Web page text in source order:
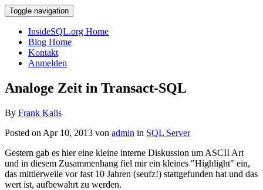
Toggle navigation
InsideSQL.org Home
Blog Home
Kontakt
Anmelden
Analoge Zeit in Transact-SQL
By Frank Kalis
Posted on Apr 10, 2013 von admin in SQL Server
Gestern gab es hier eine kleine interne Diskussion um ASCII Art
und in diesem Zusammenhang fiel mir ein kleines "Highlight" ein,
das mittlerweile vor fast 10 Jahren (seufz!) stattgefunden hat und das
wert ist, aufbewahrt zu werden.